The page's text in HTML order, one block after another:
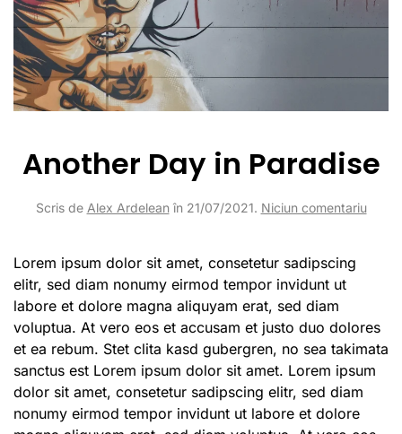
Another Day in Paradise
Scris de Alex Ardeleanîn 21/07/2021. Niciun comentariula
Lorem ipsum dolor sit amet, consetetur sadipscing
elitr, sed diam nonumy eirmod tempor invidunt ut
labore et dolore magna aliquyam erat, sed diam
voluptua. At vero eos et accusam et justo duo dolores
et ea rebum. Stet clita kasd gubergren, no sea takimata
sanctus est Lorem ipsum dolor sit amet. Lorem ipsum
dolor sit amet, consetetur sadipscing elitr, sed diam
nonumy eirmod tempor invidunt ut labore et dolore